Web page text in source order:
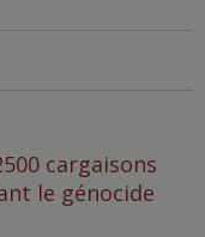
cargaisons
le génocide